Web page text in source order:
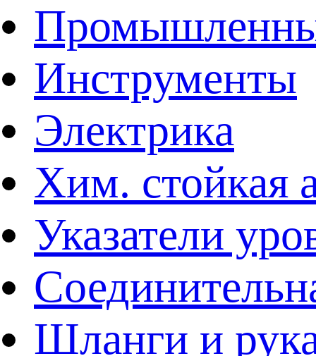
Инструменты
Электрика
Хим. стойкая
Указатели
Шланги и